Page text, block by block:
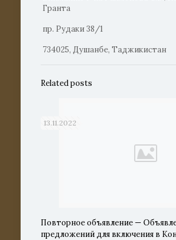
Гранта
пр. Рудаки 38/1
734025, Душанбе, Таджикистан
Related posts
13.11.2022
Повторное объявление —
предложений для включения в